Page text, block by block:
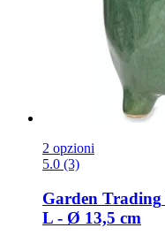
2 opzioni
5.0 (3)
Garden Trading
L -​ Ø 13,5 cm